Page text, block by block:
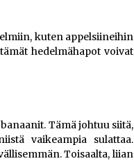
kuten appelsiineihin
hedelmähapot voivat
Tämä johtuu siitä,
vaikeampia sulattaa.
Toisaalta, liian